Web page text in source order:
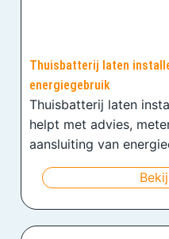
Thuisbatterij laten
energiegebruik
Thuisbatterij laten
helpt met advies,
aansluiting van